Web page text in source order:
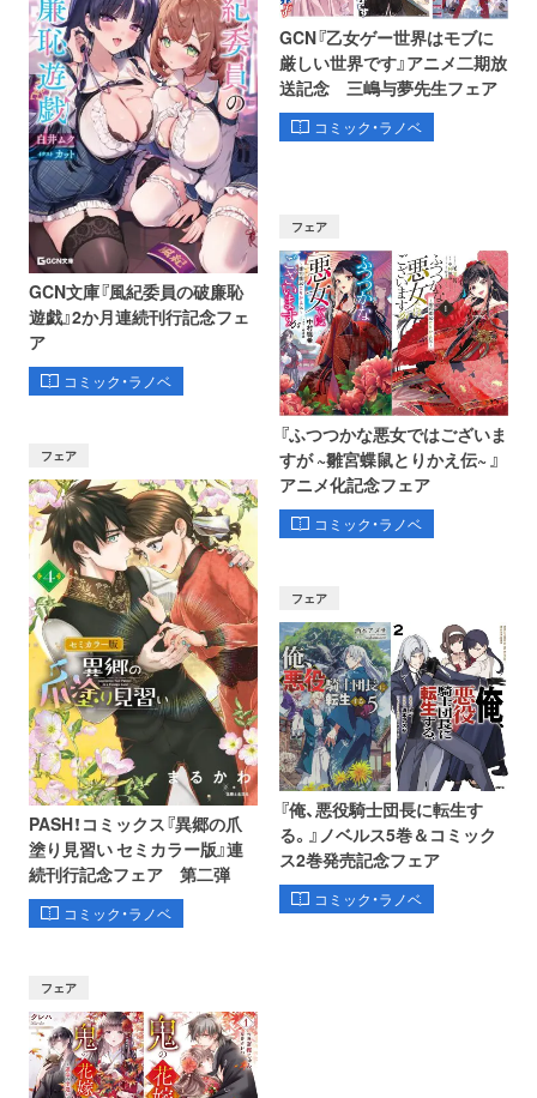
GCN文庫『風紀委員の破廉恥
遊戯』2か月連続刊行記念フェ
ア
コミック・ラノベ
GCN『乙女ゲー世界はモブに
厳しい世界です』アニメ二期放
送記念 三嶋与夢先生フェア
コミック・ラノベ
フェア
PASH！コミックス『異郷の爪
塗り見習い セミカラー版』連
続刊行記念フェア 第二弾
コミック・ラノベ
フェア
『ふつつかな悪女ではございま
すが ~雛宮蝶鼠とりかえ伝~ 』
アニメ化記念フェア
コミック・ラノベ
フェア
フェア
『俺、悪役騎士団長に転生す
る。』ノベルス5巻＆コミック
ス2巻発売記念フェア
コミック・ラノベ